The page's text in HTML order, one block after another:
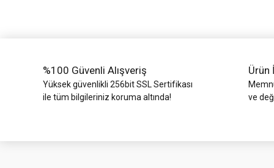
%100 Güvenli Alışveriş
Yüksek güvenlikli 256bit SSL Sertifikası
ile tüm bilgileriniz koruma altında!
Ürün
ve